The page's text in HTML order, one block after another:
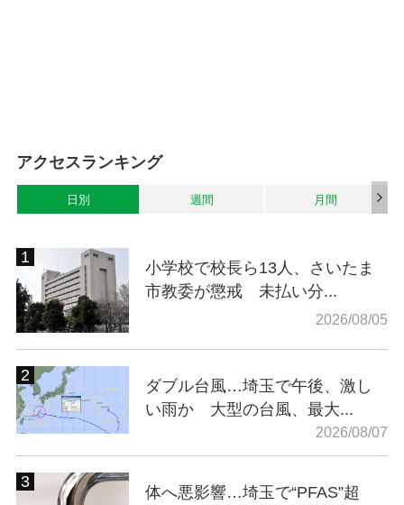
アクセスランキング
日別 週間 月間
小学校で校長ら13人、さいたま
市教委が懲戒 未払い分...
2026/08/05
ダブル台風…埼玉で午後、激し
い雨か 大型の台風、最大...
2026/08/07
体へ悪影響…埼玉で“PFAS”超